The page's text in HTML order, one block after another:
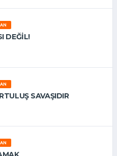
DEĞİL!
SAVAŞIDIR